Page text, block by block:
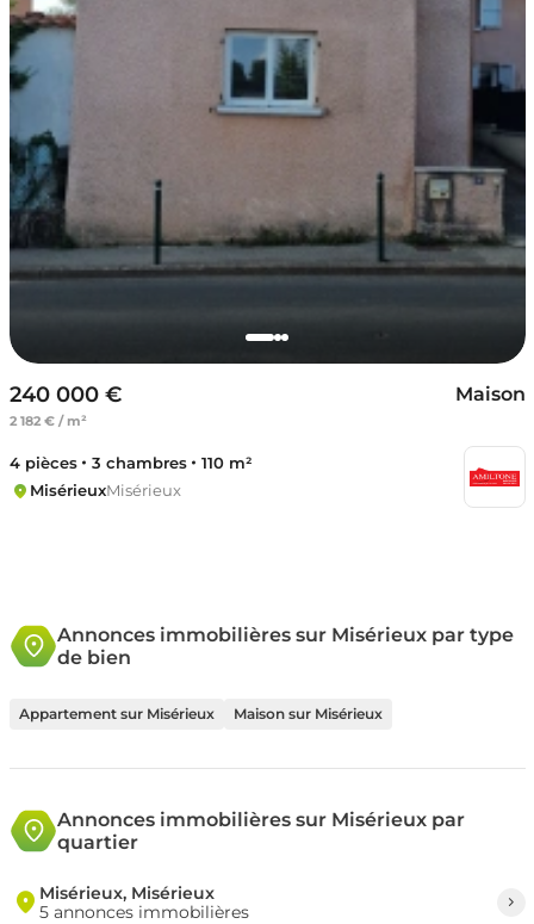
240 000 €
2 182 € / m²
Maison
4 pièces 3 chambres
110 m²
MisérieuxMisérieux
Annonces immobilières sur Misérieux par type
de bien
Appartement sur Misérieux Maison sur Misérieux
Annonces immobilières sur Misérieux par
quartier
Misérieux, Misérieux
5 annonces immobilières